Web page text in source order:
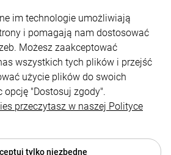
Pomoc
Moje konto
i dostawa
O nas
im technologie umożliwiają
i pomagają nam dostosować
Możesz zaakceptować
wszystkich tych plików i przejść
użycie plików do swoich
opcję "Dostosuj zgody".
przeczytasz w naszej Polityce
tylko niezbędne